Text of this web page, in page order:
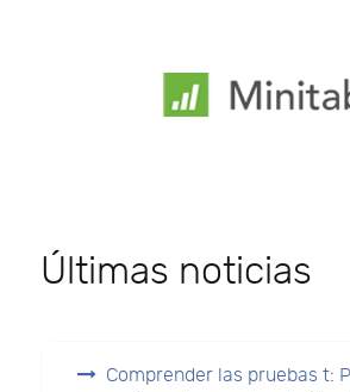
Últimas noticias
Comprender las pruebas t: